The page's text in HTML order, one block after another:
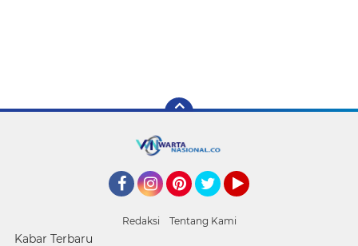
Redaksi Tentang Kami
Kabar Terbaru